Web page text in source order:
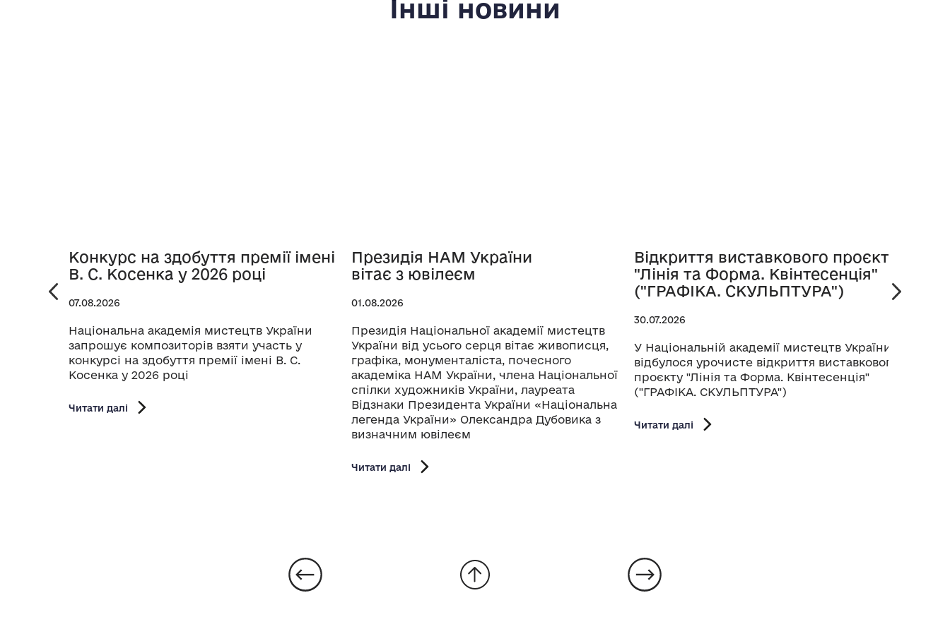
Інші новини
Конкурс на здобуття премії імені
В. С. Косенка у 2026 році
07.08.2026
Національна академія мистецтв України
запрошує композиторів взяти участь у
конкурсі на здобуття премії імені В. С.
Косенка у 2026 році
Читати далі
Президія НАМ України
вітає з ювілеєм
01.08.2026
Президія Національної академії мистецтв
України від усього серця вітає живописця,
графіка, монументаліста, почесного
академіка НАМ України, члена Національної
спілки художників України, лауреата
Відзнаки Президента України «Національна
легенда України» Олександра Дубовика з
визначним ювілеєм
Читати далі
Відкриття виставкового проєкту
"Лінія та Форма. Квінтесенція"
("ГРАФІКА. СКУЛЬПТУРА")
30.07.2026
У Національній академії мистецтв України
відбулося урочисте відкриття виставкового
проєкту "Лінія та Форма. Квінтесенція"
("ГРАФІКА. СКУЛЬПТУРА")
Читати далі